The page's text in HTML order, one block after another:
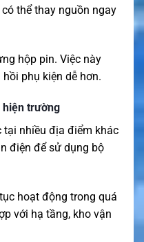
thể thay nguồn ngay
hộp pin. Việc này
phụ kiện dễ hơn.
hiện trường
tại nhiều địa điểm khác
điện để sử dụng bộ
hoạt động trong quá
với hạ tầng, kho vận